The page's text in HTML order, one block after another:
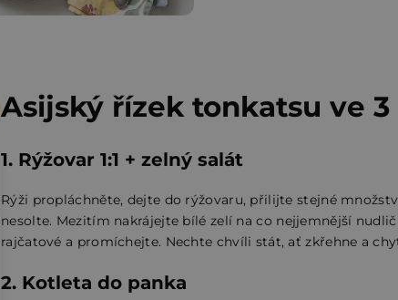
Asijský řízek tonkatsu ve
1. Rýžovar 1:1 + zelný salát
Rýži propláchněte, dejte do rýžovaru, přilijte stejné
nesolte. Mezitím nakrájejte bílé zelí na co nejjemnější
rajčatové a promíchejte. Nechte chvíli stát, ať zkřehne a
2. Kotleta do panka